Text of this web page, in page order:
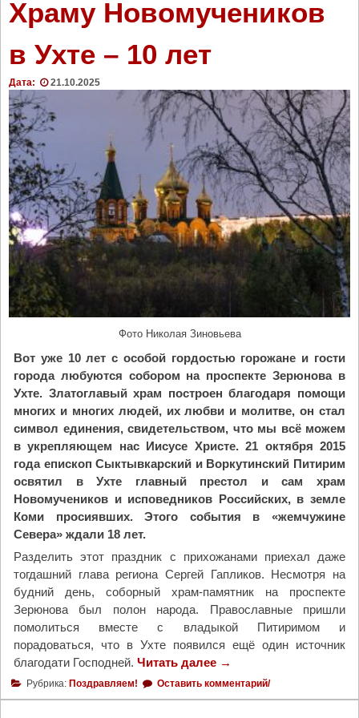
Храму Новомучеников
в Ухте – 10 лет
Дата: 21.10.2025
Фото Николая Зиновьева
Вот уже 10 лет с особой гордостью горожане и гости
города любуются собором на проспекте Зерюнова в
Ухте. Златоглавый храм построен благодаря помощи
многих и многих людей, их любви и молитве, он стал
символ единения, свидетельством, что мы всё можем
в укрепляющем нас Иисусе Христе. 21 октября 2015
года епископ Сыктывкарский и Воркутинский Питирим
освятил в Ухте главный престол и сам храм
Новомучеников и исповедников Российских, в земле
Коми просиявших. Этого события в «жемчужине
Севера» ждали 18 лет.
Разделить этот праздник с прихожанами приехал даже
тогдашний глава региона Сергей Гапликов. Несмотря на
будний день, соборный храм-памятник на проспекте
Зерюнова был полон народа. Православные пришли
помолиться вместе с владыкой Питиримом и
порадоваться, что в Ухте появился ещё один источник
благодати Господней. Читать далее "
Х
р
→
Рубрика: Поздравляем! Оставить комментарий/